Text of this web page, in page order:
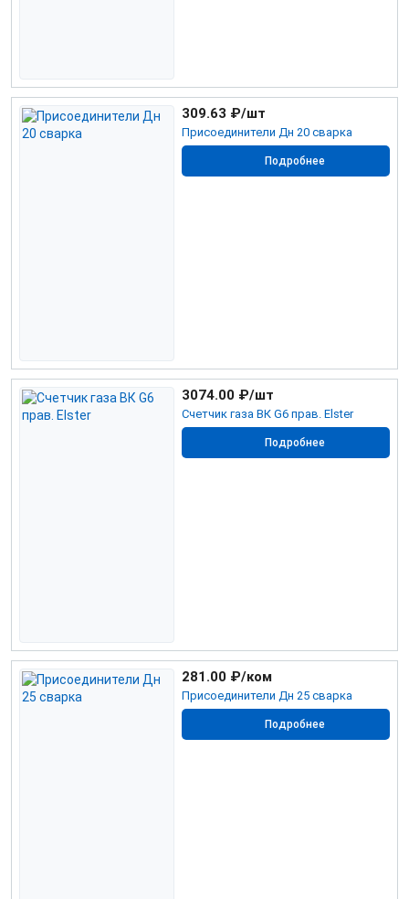
Присоединители Дн 20 сварка
309.63 ₽/шт
Подробнее
Счетчик газа ВК G6 прав. Elster
3074.00 ₽/шт
Подробнее
Присоединители Дн 25 сварка
281.00 ₽/ком
Подробнее